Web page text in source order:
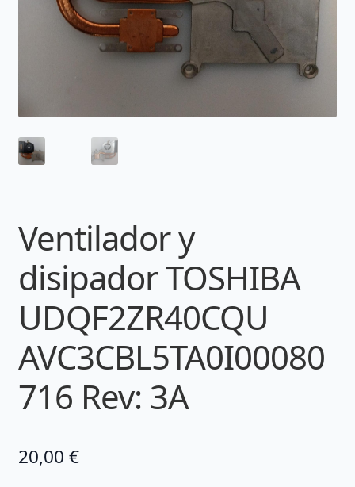
Ventilador y
disipador TOSHIBA
UDQF2ZR40CQU
AVC3CBL5TA0I00080
716 Rev: 3A
20,00 €